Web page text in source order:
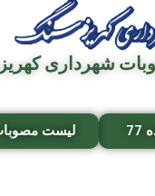
شهرداری
لیست مصوبات